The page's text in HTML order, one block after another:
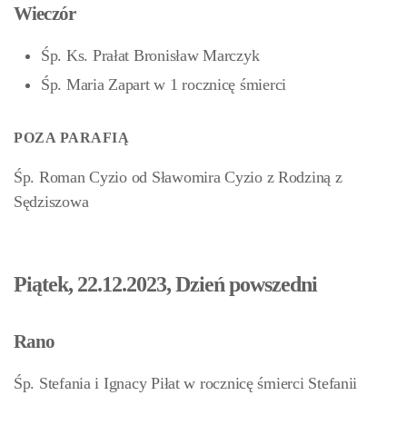
Wieczór
Śp. Ks. Prałat Bronisław Marczyk
Śp. Maria Zapart w 1 rocznicę śmierci
POZA PARAFIĄ
Śp. Roman Cyzio od Sławomira Cyzio z Rodziną z
Sędziszowa
Piątek, 22.12.2023, Dzień powszedni
Rano
Śp. Stefania i Ignacy Piłat w rocznicę śmierci Stefanii